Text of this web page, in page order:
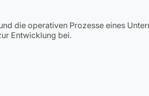
die operativen Prozesse eines
Entwicklung bei.